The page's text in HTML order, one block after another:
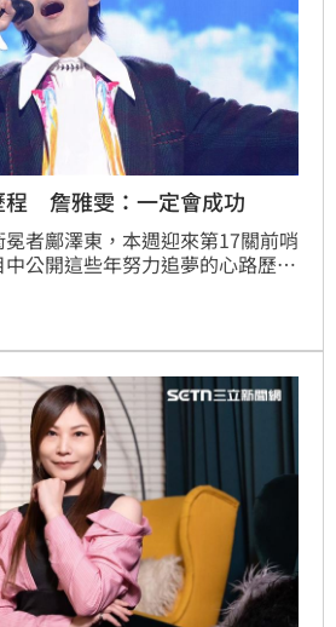
程 詹雅雯：一定會成功
冕者鄺澤東，本週迎來第17關前哨
公開這些年努力追夢的心路歷
想，就是希望有一天能被更多人
更讓評審詹雅雯聽完後動容大
我真的很喜歡！」更直言看好他
定會成功！而車輪戰在即，鄺澤東